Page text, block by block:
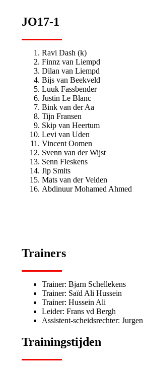
JO17-1
Ravi Dash (k)
Finnz van Liempd
Dilan van Liempd
Bijs van Beekveld
Luuk Fassbender
Justin Le Blanc
Bink van der Aa
Tijn Fransen
Skip van Heertum
Levi van Uden
Vincent Oomen
Svenn van der Wijst
Senn Fleskens
Jip Smits
Mats van der Velden
Abdinuur Mohamed Ahmed
Trainers
Trainer: Bjarn Schellekens
Trainer: Saïd Ali Hussein
Trainer: Hussein Ali
Leider: Frans vd Bergh
Assistent-scheidsrechter:
Trainingstijden